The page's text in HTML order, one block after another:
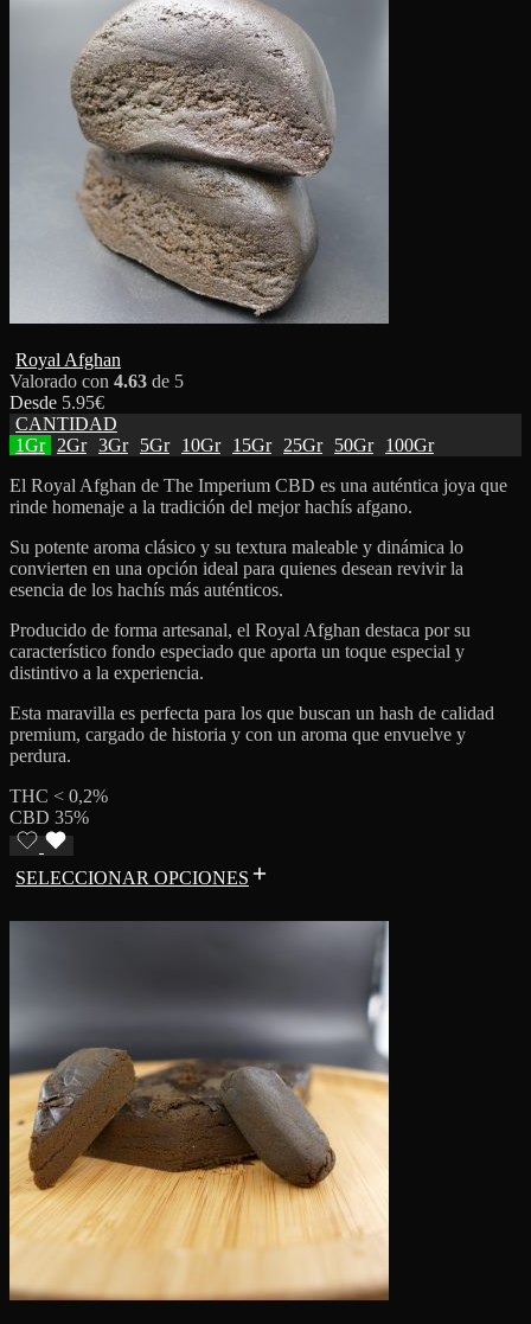
Royal Afghan
Valorado con 4.63 de 5
Desde 5.95€
CANTIDAD
1Gr
2Gr 3Gr 5Gr 10Gr 15Gr 25Gr 50Gr
100Gr
El Royal Afghan de The Imperium CBD es una auténtica joya que
rinde homenaje a la tradición del mejor hachís afgano.
Su potente aroma clásico y su textura maleable y dinámica lo
convierten en una opción ideal para quienes desean revivir la
esencia de los hachís más auténticos.
Producido de forma artesanal, el Royal Afghan destaca por su
característico fondo especiado que aporta un toque especial y
distintivo a la experiencia.
Esta maravilla es perfecta para los que buscan un hash de calidad
premium, cargado de historia y con un aroma que envuelve y
perdura.
THC < 0,2%
CBD 35%
SELECCIONAR OPCIONES